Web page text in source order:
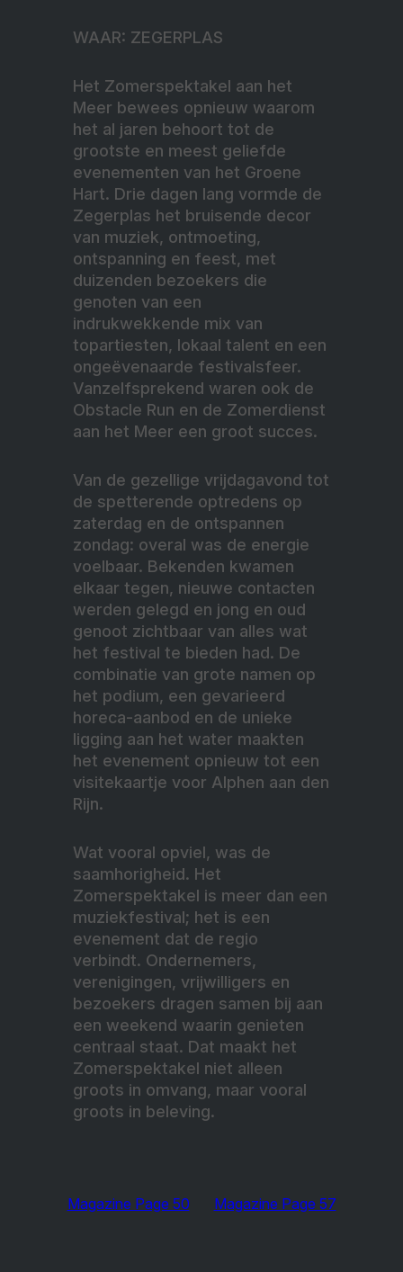
WAAR: ZEGERPLAS
Het Zomerspektakel aan het
Meer bewees opnieuw waarom
het al jaren behoort tot de
grootste en meest geliefde
evenementen van het Groene
Hart. Drie dagen lang vormde de
Zegerplas het bruisende decor
van muziek, ontmoeting,
ontspanning en feest, met
duizenden bezoekers die
genoten van een
indrukwekkende mix van
topartiesten, lokaal talent en een
ongeëvenaarde festivalsfeer.
Vanzelfsprekend waren ook de
Obstacle Run en de Zomerdienst
aan het Meer een groot succes.
Van de gezellige vrijdagavond tot
de spetterende optredens op
zaterdag en de ontspannen
zondag: overal was de energie
voelbaar. Bekenden kwamen
elkaar tegen, nieuwe contacten
werden gelegd en jong en oud
genoot zichtbaar van alles wat
het festival te bieden had. De
combinatie van grote namen op
het podium, een gevarieerd
horeca-aanbod en de unieke
ligging aan het water maakten
het evenement opnieuw tot een
visitekaartje voor Alphen aan den
Rijn.
Wat vooral opviel, was de
saamhorigheid. Het
Zomerspektakel is meer dan een
muziekfestival; het is een
evenement dat de regio
verbindt. Ondernemers,
verenigingen, vrijwilligers en
bezoekers dragen samen bij aan
een weekend waarin genieten
centraal staat. Dat maakt het
Zomerspektakel niet alleen
groots in omvang, maar vooral
groots in beleving.
Magazine Page 50 Magazine Page 57